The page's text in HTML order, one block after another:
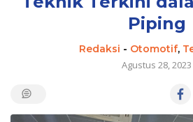
Piping
Redaksi - Otomotif,
Agustus 28, 2023